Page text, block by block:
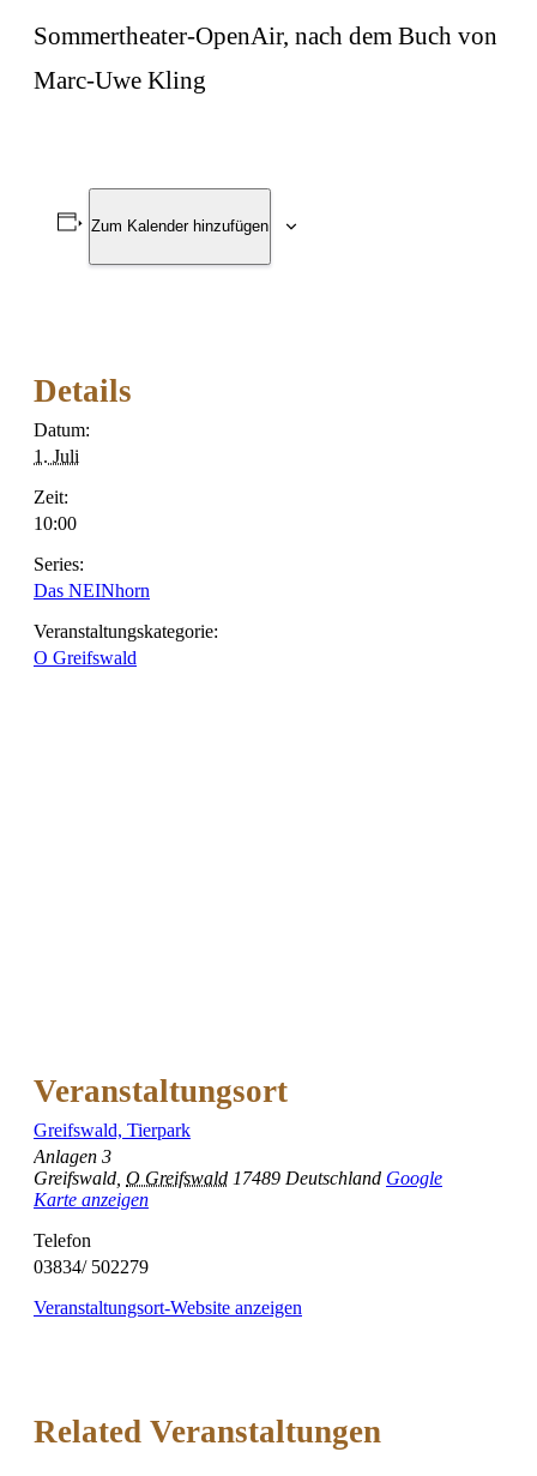
Sommertheater-OpenAir, nach dem Buch von
Marc-Uwe Kling
Zum Kalender hinzufügen
Details
Datum:
1. Juli
Zeit:
10:00
Series:
Das NEINhorn
Veranstaltungskategorie:
O Greifswald
Veranstaltungsort
Greifswald, Tierpark
Anlagen 3
Greifswald O Greifswald 17489 Deutschland Google
Karte anzeigen
Telefon
03834/ 502279
Veranstaltungsort-Website anzeigen
Related Veranstaltungen